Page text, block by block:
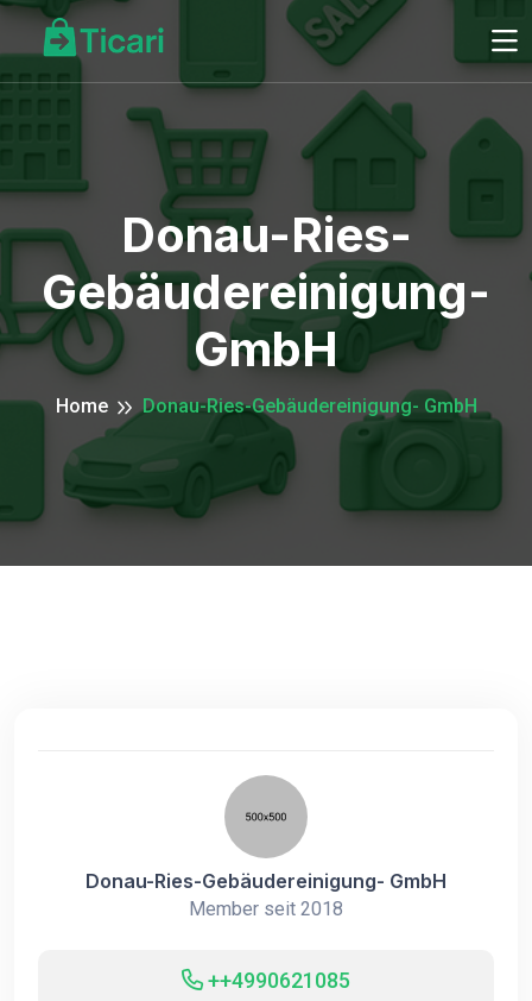
Donau-Ries-
Gebäudereinigung-
GmbH
Home Donau-Ries-Gebäudereinigung- GmbH
Donau-Ries-Gebäudereinigung- GmbH
Member seit 2018
++4990621085